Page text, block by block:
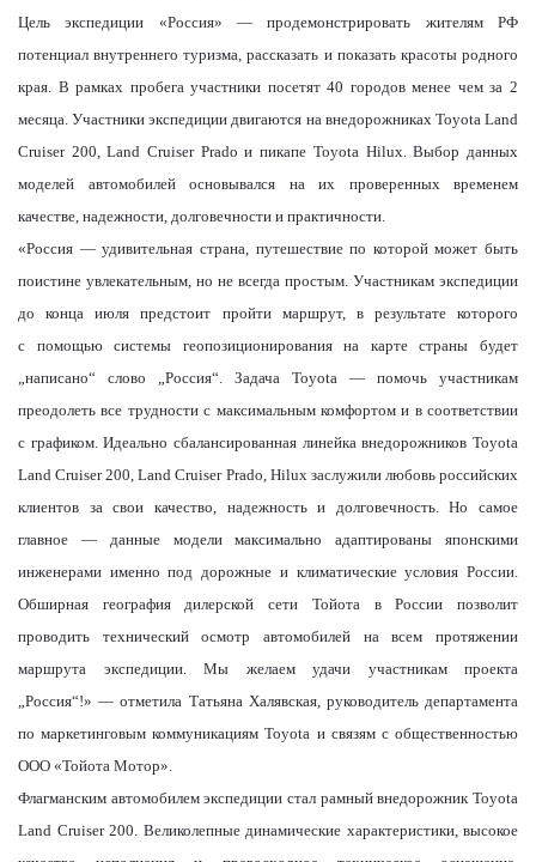
Цель экспедиции «Россия» — продемонстрировать жителям РФ
потенциал внутреннего туризма, рассказать и показать красоты родного
края. В рамках пробега участники посетят 40 городов менее чем за 2
месяца. Участники экспедиции двигаются на внедорожниках Toyota Land
Cruiser 200, Land Cruiser Prado и пикапе Toyota Hilux. Выбор данных
моделей автомобилей основывался на их проверенных временем
качестве, надежности, долговечности и практичности.
«Россия — удивительная страна, путешествие по которой может быть
поистине увлекательным, но не всегда простым. Участникам экспедиции
до конца июля предстоит пройти маршрут, в результате которого
с помощью системы геопозиционирования на карте страны будет
„написано“ слово „Россия“. Задача Toyota — помочь участникам
преодолеть все трудности с максимальным комфортом и в соответствии
с графиком. Идеально сбалансированная линейка внедорожников Toyota
Land Cruiser 200, Land Cruiser Prado, Hilux заслужили любовь российских
клиентов за свои качество, надежность и долговечность. Но самое
главное — данные модели максимально адаптированы японскими
инженерами именно под дорожные и климатические условия России.
Обширная география дилерской сети Тойота в России позволит
проводить технический осмотр автомобилей на всем протяжении
маршрута экспедиции. Мы желаем удачи участникам проекта
„Россия“!» — отметила Татьяна Халявская, руководитель департамента
по маркетинговым коммуникациям Toyota и связям с общественностью
ООО «Тойота Мотор».
Флагманским автомобилем экспедиции стал рамный внедорожник Toyota
Land Cruiser 200. Великолепные динамические характеристики, высокое